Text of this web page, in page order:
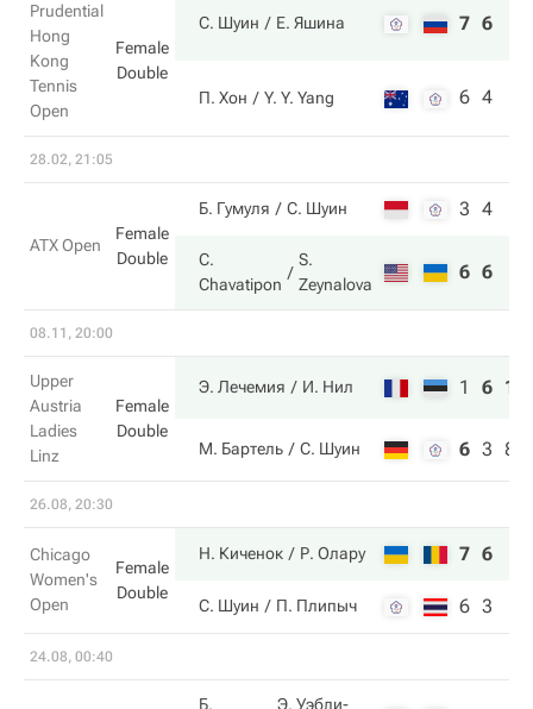
Prudential
Hong
Kong
Tennis
Open
Female
Double
С. Шуин Е. Яшина 7 6
П. Хон Y. Y. Yang 6 4
28.02, 21:05
ATX Open
Female
Double
Б. Гумуля С. Шуин 3 4
C.
Chavatipon
S.
Zeynalova
6 6
08.11, 20:00
Upper
Austria
Ladies
Linz
Female
Double
Э. Лечемия И. Нил 1 6 10
М. Бартель С. Шуин 6 3 8
26.08, 20:30
Chicago
Women's
Open
Female
Double
Н. Киченок Р. Олару 7 6
С. Шуин П. Плипыч 6 3
24.08, 00:40
Б. Э. Уэбли-